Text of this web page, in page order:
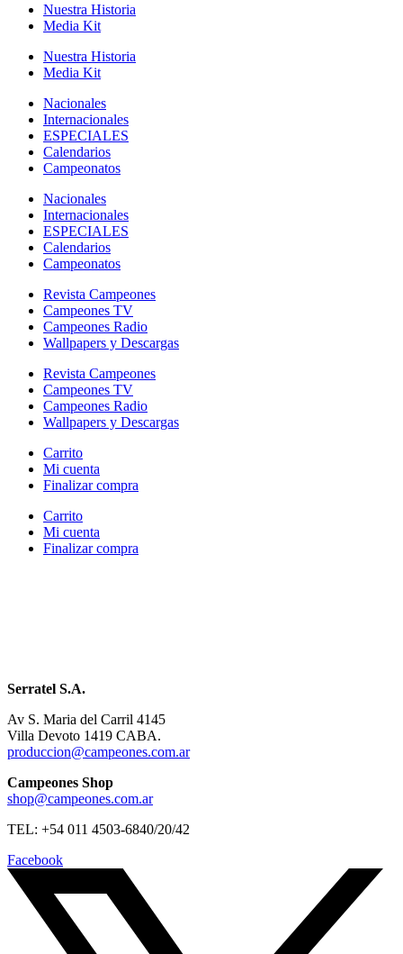
Nuestra Historia
Media Kit
Nuestra Historia
Media Kit
Nacionales
Internacionales
ESPECIALES
Calendarios
Campeonatos
Nacionales
Internacionales
ESPECIALES
Calendarios
Campeonatos
Revista Campeones
Campeones TV
Campeones Radio
Wallpapers y Descargas
Revista Campeones
Campeones TV
Campeones Radio
Wallpapers y Descargas
Carrito
Mi cuenta
Finalizar compra
Carrito
Mi cuenta
Finalizar compra
Serratel S.A.
Av S. Maria del Carril 4145
Villa Devoto 1419 CABA.
produccion@campeones.com.ar
Campeones Shop
shop@campeones.com.ar
TEL: +54 011 4503-6840/20/42
Facebook